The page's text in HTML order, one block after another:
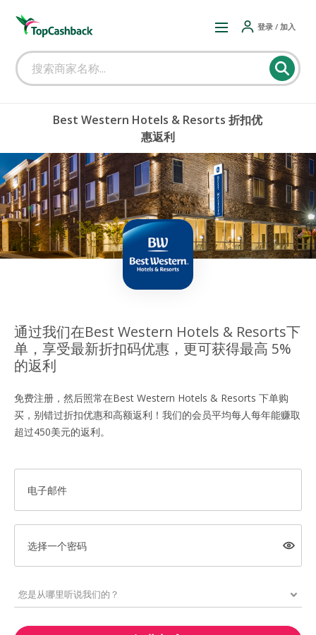
登录 / 加入
Best Western Hotels & Resorts 折扣优
惠返利
通过我们在Best Western Hotels & Resorts下
单，享受最新折扣码优惠，更可获得最高 5%
的返利
免费注册，然后照常在Best Western Hotels & Resorts 下单购
买，别错过折扣优惠和高额返利！我们的会员平均每人每年能赚取
超过450美元的返利。
电子邮件
选择一个密码